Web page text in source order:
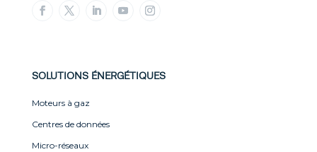
SOLUTIONS ÉNERGÉTIQUES
Moteurs à gaz
Centres de données
Micro-réseaux